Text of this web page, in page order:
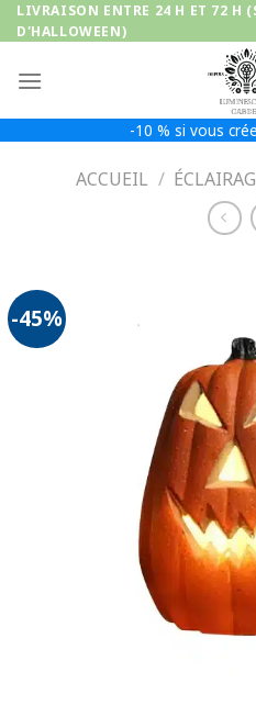
Passer
au
LIVRAISON ENTRE 24 H ET 72 H
D'HALLOWEEN)
-10 % si vous
ACCUEIL /
-45%